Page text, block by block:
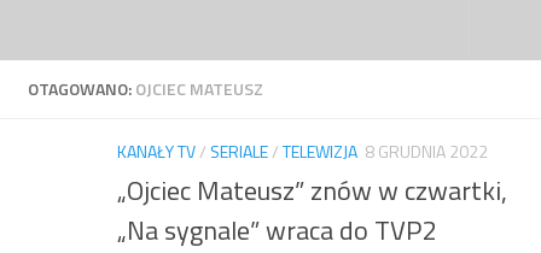
OTAGOWANO:OJCIEC MATEUSZ
KANAŁY TV/ SERIALE/TELEWIZJA 8 GRUDNIA 2022
„Ojciec Mateusz” znów w czwartki,
„Na sygnale” wraca do TVP2